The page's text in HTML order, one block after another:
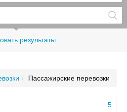
результаты
Пассажирские перевозки
5